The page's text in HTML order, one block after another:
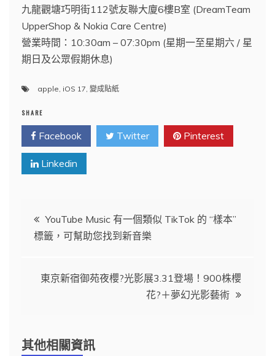
九龍觀塘巧明街112號友聯大廈6樓B室 (DreamTeam
UpperShop & Nokia Care Centre)
營業時間：10:30am – 07:30pm (星期一至星期六 / 星
期日及公眾假期休息)
apple iOS 17 變成貼紙
SHARE
Facebook Twitter Pinterest
Linkedin
文
章
YouTube Music 有一個類似 TikTok 的 “樣本”
標籤，可幫助您找到新音樂
東京新宿御苑夜櫻?光影展3.31登場！900株櫻
花?＋夢幻光影藝術
其他相關資訊